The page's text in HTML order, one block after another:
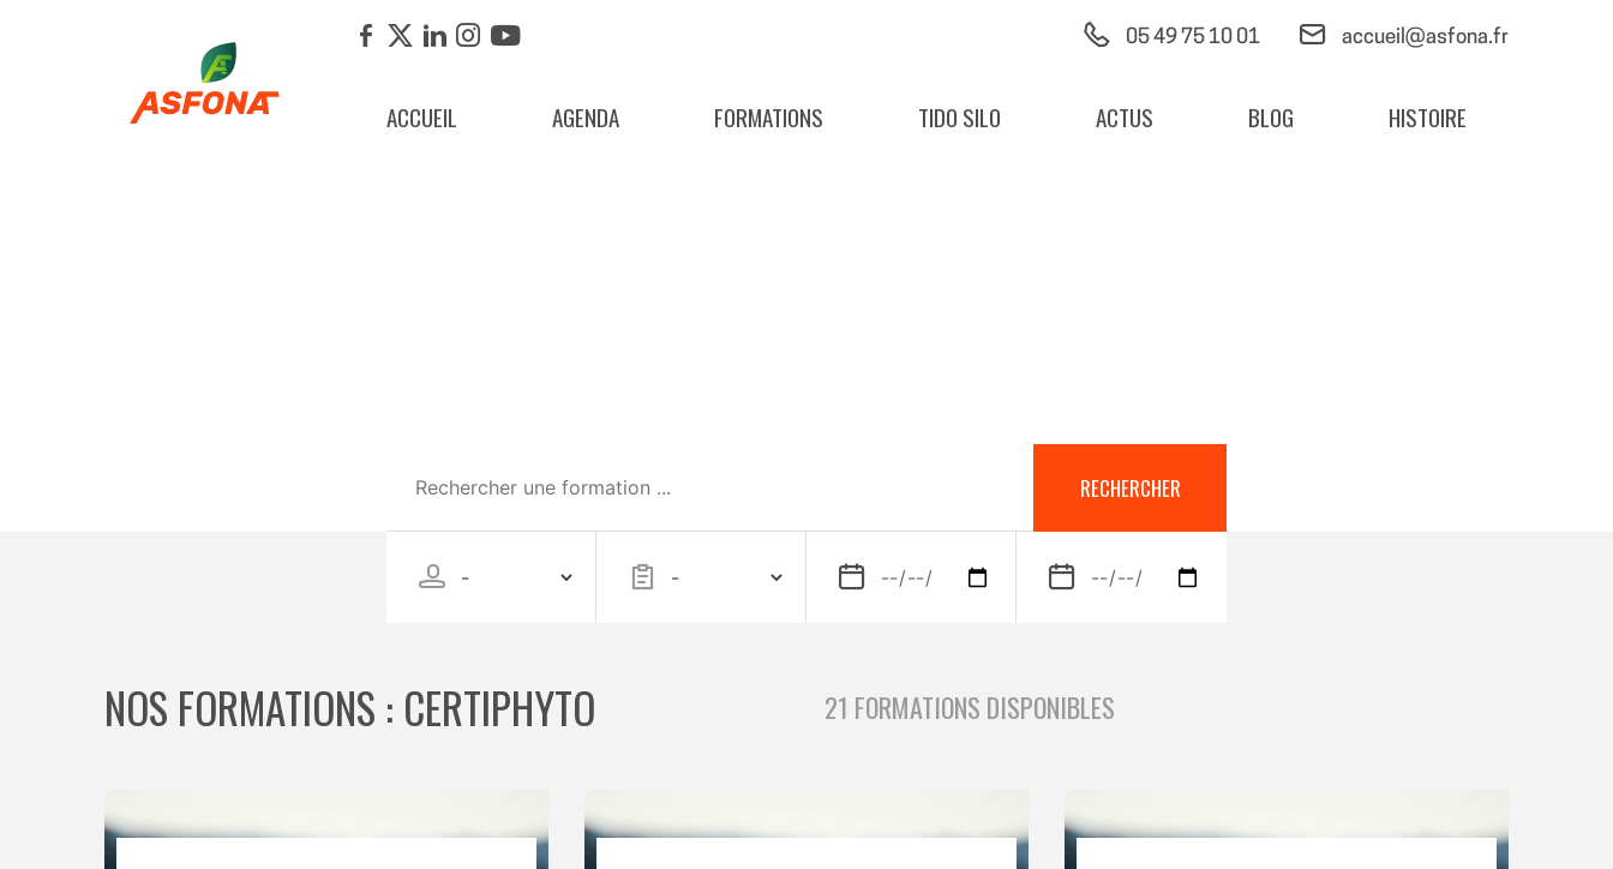
05 49 75 10 01 accueil@asfona.fr
ACCUEIL AGENDA FORMATIONS TIDO SILO ACTUS BLOG HISTOIRE
NOS FORMATIONS : CERTIPHYTO 21 FORMATIONS DISPONIBLES